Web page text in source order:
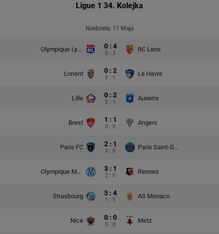
Ligue 1 34. Kolejka
Niedziela, 17 Maja
Olympique Lyon 0 : 4
0 : 3
RC Lens
Lorient 0 : 2
0 : 1
Le Havre
Lille 0 : 2
0 : 1
Auxerre
Brest 1 : 1
0 : 0
Angers
Paris FC 2 : 1
0 : 0
Paris Saint-Germain
Olympique Marsylia 3 : 1
2 : 0
Rennes
Strasbourg 5 : 4
1 : 3
AS Monaco
Nice 0 : 0
0 : 0
Metz